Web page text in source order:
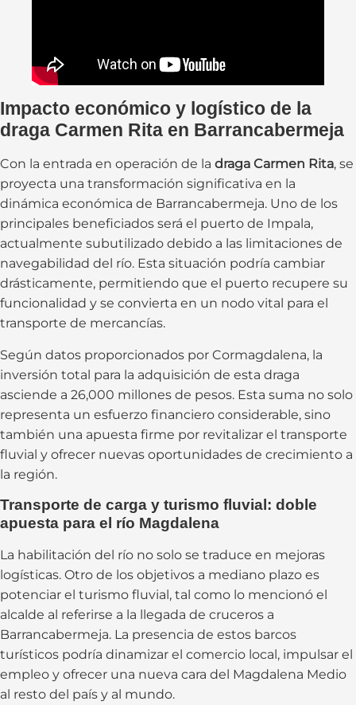
Impacto económico y logístico de la
draga Carmen Rita en Barrancabermeja
Con la entrada en operación de la draga Carmen Rita, se
proyecta una transformación significativa en la
dinámica económica de Barrancabermeja. Uno de los
principales beneficiados será el puerto de Impala,
actualmente subutilizado debido a las limitaciones de
navegabilidad del río. Esta situación podría cambiar
drásticamente, permitiendo que el puerto recupere su
funcionalidad y se convierta en un nodo vital para el
transporte de mercancías.
Según datos proporcionados por Cormagdalena, la
inversión total para la adquisición de esta draga
asciende a 26,000 millones de pesos. Esta suma no solo
representa un esfuerzo financiero considerable, sino
también una apuesta firme por revitalizar el transporte
fluvial y ofrecer nuevas oportunidades de crecimiento a
la región.
Transporte de carga y turismo fluvial: doble
apuesta para el río Magdalena
La habilitación del río no solo se traduce en mejoras
logísticas. Otro de los objetivos a mediano plazo es
potenciar el turismo fluvial, tal como lo mencionó el
alcalde al referirse a la llegada de cruceros a
Barrancabermeja. La presencia de estos barcos
turísticos podría dinamizar el comercio local, impulsar el
empleo y ofrecer una nueva cara del Magdalena Medio
al resto del país y al mundo.